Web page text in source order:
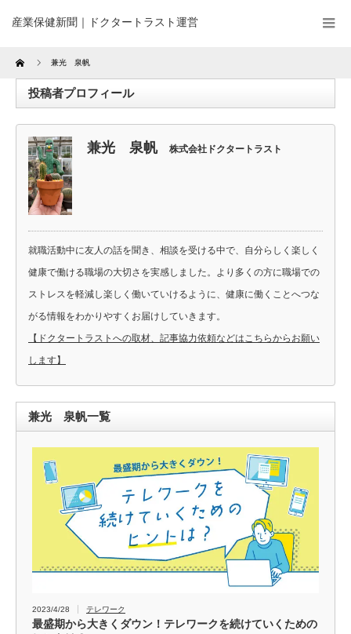
産業保健新聞｜ドクタートラスト運営
Home 兼光 泉帆
投稿者プロフィール
兼光 泉帆 株式会社ドクタートラスト
就職活動中に友人の話を聞き、相談を受ける中で、自分らしく楽しく
健康で働ける職場の大切さを実感しました。より多くの方に職場での
ストレスを軽減し楽しく働いていけるように、健康に働くことへつな
がる情報をわかりやすくお届けしていきます。
【ドクタートラストへの取材、記事協力依頼などはこちらからお願い
します】
兼光 泉帆一覧
2023/4/28 テレワーク
最盛期から大きくダウン！テレワークを続けていくための